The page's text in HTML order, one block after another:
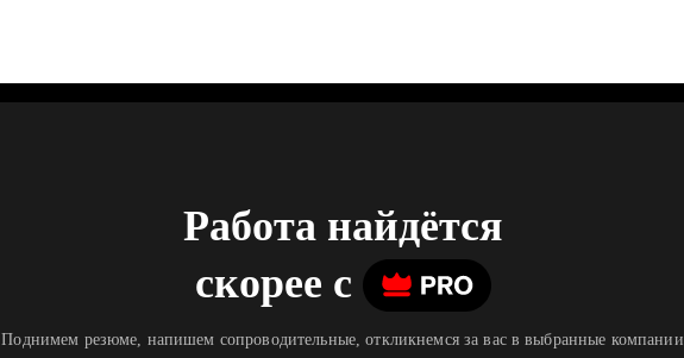
Работа найдётся
скорее c
Поднимем резюме, напишем сопроводительные, откликнемся за вас в выбранные компании